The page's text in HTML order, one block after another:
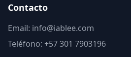
Contacto
Email: info@iablee.com
Teléfono: +57 301 7903196